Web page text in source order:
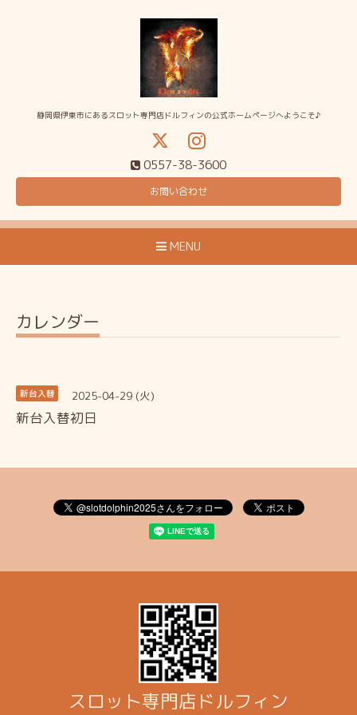
静岡県伊東市にあるスロット専門店ドルフィンの公式ホームページへようこそ♪
0557-38-3600
お問い合わせ
MENU
カレンダー
新台入替 2025-04-29 (火)
新台入替初日
スロット専門店ドルフィン